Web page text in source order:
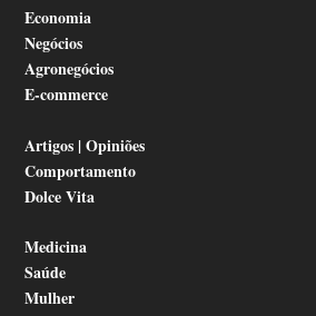
Economia
Negócios
Agronegócios
E-commerce
Artigos | Opiniões
Comportamento
Dolce Vita
Medicina
Saúde
Mulher